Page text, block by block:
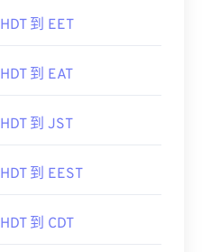
HDT 到 EET
HDT 到 EAT
HDT 到 JST
HDT 到 EEST
HDT 到 CDT